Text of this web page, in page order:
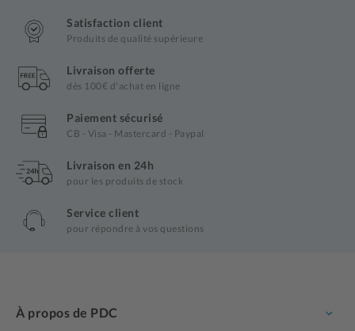
Satisfaction client
Produits de qualité supérieure
Livraison offerte
dès 100€ d'achat en ligne
Paiement sécurisé
CB - Visa - Mastercard - Paypal
Livraison en 24h
pour les produits de stock
Service client
pour répondre à vos questions
À propos de PDC